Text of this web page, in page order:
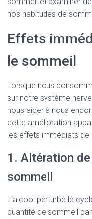
nos habitudes de
Effets
le sommeil
Lorsque nous
sur notre système
nous aider à nous
cette amélioration
les effets immédiats de
1. Altération
sommeil
L’alcool perturbe le
quantité de sommeil